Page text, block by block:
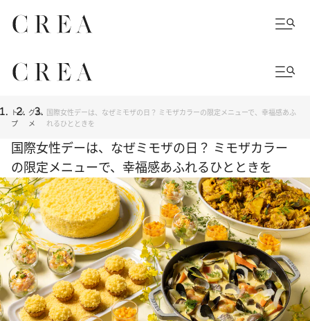
トッ
プ
グル
メ
国際女性デーは、なぜミモザの日？ ミモザカラーの限定メニューで、幸福感あふ
れるひとときを
国際女性デーは、なぜミモザの日？ ミモザカラー
の限定メニューで、幸福感あふれるひとときを